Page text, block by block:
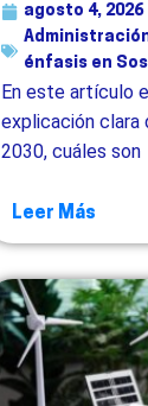
agosto 4, 2026
énfasis en
En este artículo
explicación clara
2030, cuáles son
Leer Más